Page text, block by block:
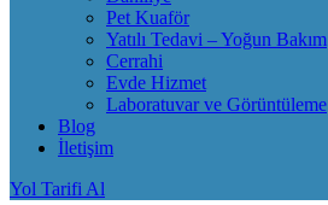
Pet Kuaför
Yatılı Tedavi – Yoğun Bakım
Cerrahi
Evde Hizmet
Laboratuvar ve Görüntüleme
Blog
İletişim
Yol Tarifi Al